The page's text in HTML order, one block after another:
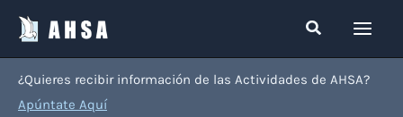
contenido
Buscar
¿Quieres recibir información de las Actividades de AHSA?
Apúntate Aquí